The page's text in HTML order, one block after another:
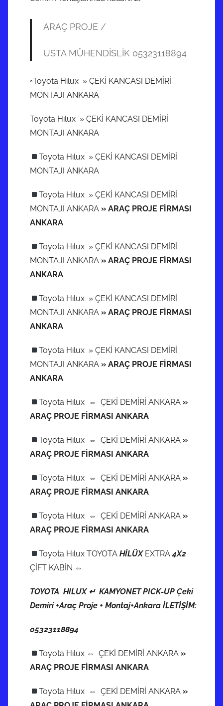
ARAÇ PROJE /
USTA MÜHENDİSLİK 05323118894
◦Toyota Hılux » ÇEKİ KANCASI DEMİRİ
MONTAJI ANKARA
Toyota Hılux » ÇEKİ KANCASI DEMİRİ
MONTAJI ANKARA
Toyota Hılux » ÇEKİ KANCASI DEMİRİ
MONTAJI ANKARA
Toyota Hılux » ÇEKİ KANCASI DEMİRİ
MONTAJI ANKARA » ARAÇ PROJE FİRMASI
ANKARA
Toyota Hılux » ÇEKİ KANCASI DEMİRİ
MONTAJI ANKARA » ARAÇ PROJE FİRMASI
ANKARA
Toyota Hılux » ÇEKİ KANCASI DEMİRİ
MONTAJI ANKARA » ARAÇ PROJE FİRMASI
ANKARA
Toyota Hılux » ÇEKİ KANCASI DEMİRİ
MONTAJI ANKARA » ARAÇ PROJE FİRMASI
ANKARA
Toyota Hılux ⇔ ÇEKİ DEMİRİ ANKARA »
ARAÇ PROJE FİRMASI ANKARA
Toyota Hılux ⇔ ÇEKİ DEMİRİ ANKARA »
ARAÇ PROJE FİRMASI ANKARA
Toyota Hılux ⇔ ÇEKİ DEMİRİ ANKARA »
ARAÇ PROJE FİRMASI ANKARA
Toyota Hılux ⇔ ÇEKİ DEMİRİ ANKARA »
ARAÇ PROJE FİRMASI ANKARA
Toyota Hılux TOYOTAHİLÜXEXTRA4X2
ÇİFT KABİN ⇔
TOYOTA HILUX ↵ KAMYONET PICK-UP Çeki
Demiri +Araç Proje + Montaj+Ankara İLETİŞİM:
05323118894
Toyota Hılux ⇔ ÇEKİ DEMİRİ ANKARA »
ARAÇ PROJE FİRMASI ANKARA
Toyota Hılux ⇔ ÇEKİ DEMİRİ ANKARA »